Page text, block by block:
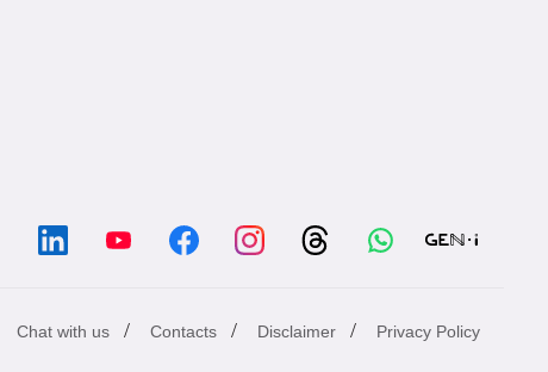
Chat with us / Contacts / Disclaimer / Privacy Policy